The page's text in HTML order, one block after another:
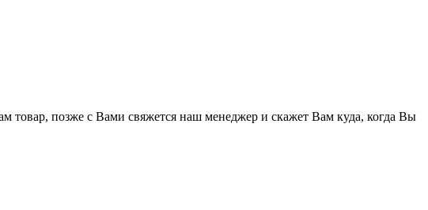
товар, позже с Вами свяжется наш менеджер и скажет Вам куда, когда Вы